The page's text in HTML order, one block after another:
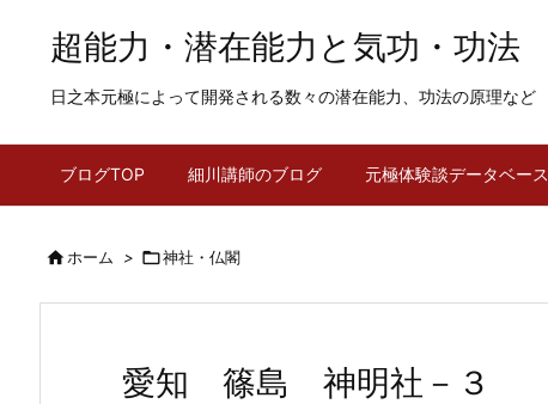
超能力・潜在能力と気功・功法
日之本元極によって開発される数々の潜在能力、功法の原理など
ブログTOP 細川講師のブログ 元極体験談データベース
ホーム > 神社・仏閣
愛知 篠島 神明社－３